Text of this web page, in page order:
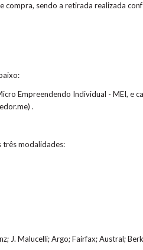
sendo a retirada realizada
Empreendendo Individual - MEI, e
.
três modalidades:
J. Malucelli; Argo; Fairfax; Austral;